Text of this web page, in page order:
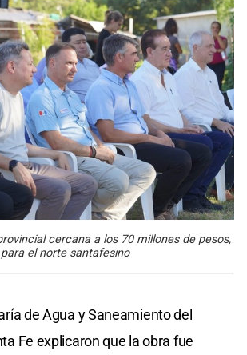
cercana a los 70 millones de pesos,
el norte santafesino
de Agua y Saneamiento del
Fe explicaron que la obra fue